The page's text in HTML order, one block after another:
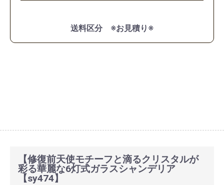
送料区分 ※お見積り※
【修復前天使モチーフと滴るクリスタルが
彩る華麗な6灯式ガラスシャンデリア
【sy474】